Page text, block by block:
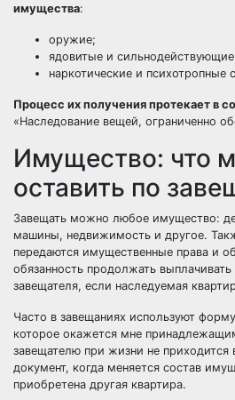
имущества:
оружие;
ядовитые и
наркотические и психотропные
Процесс их получения протекает в
«Наследование вещей, ограниченно
Имущество: что
оставить по
Завещать можно любое имущество:
машины, недвижимость и другое.
передаются имущественные права и
обязанность продолжать
завещателя, если наследуемая
Часто в завещаниях используют
которое окажется мне
завещателю при жизни не приходится
документ, когда меняется состав
приобретена другая квартира.